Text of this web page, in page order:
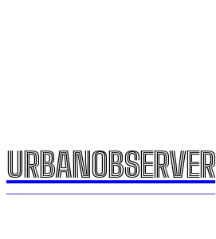
URBANOBSERVER
URBANOBSERVER